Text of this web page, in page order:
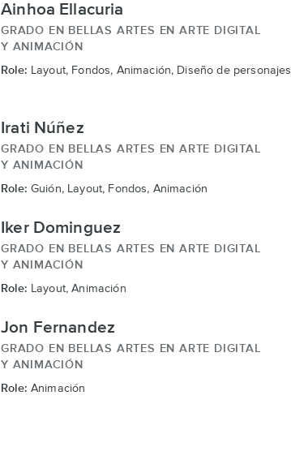
Ainhoa Ellacuria
GRADO EN BELLAS ARTES EN ARTE DIGITAL
Y ANIMACIÓN
Role: Layout, Fondos, Animación, Diseño de personajes
Irati Núñez
GRADO EN BELLAS ARTES EN ARTE DIGITAL
Y ANIMACIÓN
Role: Guión, Layout, Fondos, Animación
Iker Dominguez
GRADO EN BELLAS ARTES EN ARTE DIGITAL
Y ANIMACIÓN
Role: Layout, Animación
Jon Fernandez
GRADO EN BELLAS ARTES EN ARTE DIGITAL
Y ANIMACIÓN
Role: Animación